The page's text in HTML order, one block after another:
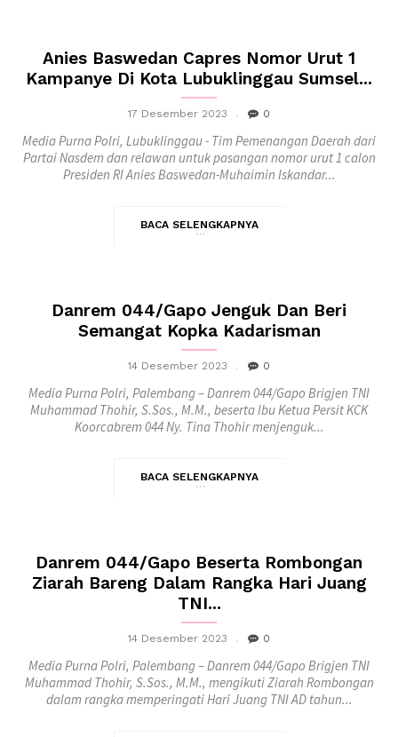
Anies Baswedan Capres Nomor Urut 1
Kampanye Di Kota Lubuklinggau Sumsel...
17 Desember 2023 0
Media Purna Polri, Lubuklinggau - Tim Pemenangan Daerah dari
Partai Nasdem dan relawan untuk pasangan nomor urut 1 calon
Presiden RI Anies Baswedan-Muhaimin Iskandar...
BACA SELENGKAPNYA
Danrem 044/Gapo Jenguk Dan Beri
Semangat Kopka Kadarisman
14 Desember 2023 0
Media Purna Polri, Palembang – Danrem 044/Gapo Brigjen TNI
Muhammad Thohir, S.Sos., M.M., beserta Ibu Ketua Persit KCK
Koorcabrem 044 Ny. Tina Thohir menjenguk...
BACA SELENGKAPNYA
Danrem 044/Gapo Beserta Rombongan
Ziarah Bareng Dalam Rangka Hari Juang
TNI...
14 Desember 2023 0
Media Purna Polri, Palembang – Danrem 044/Gapo Brigjen TNI
Muhammad Thohir, S.Sos., M.M., mengikuti Ziarah Rombongan
dalam rangka memperingati Hari Juang TNI AD tahun...